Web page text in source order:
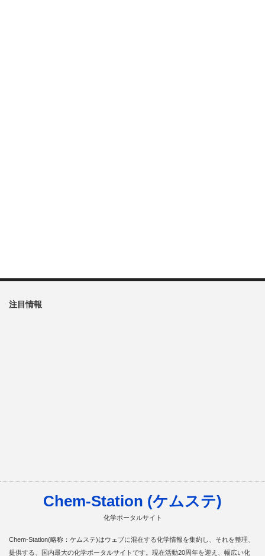
注目情報
Chem-Station (ケムステ)
化学ポータルサイト
Chem-Station(略称：ケムステ)はウェブに混在する化学情報を集約し、それを整理、
提供する、国内最大の化学ポータルサイトです。現在活動20周年を迎え、幅広い化